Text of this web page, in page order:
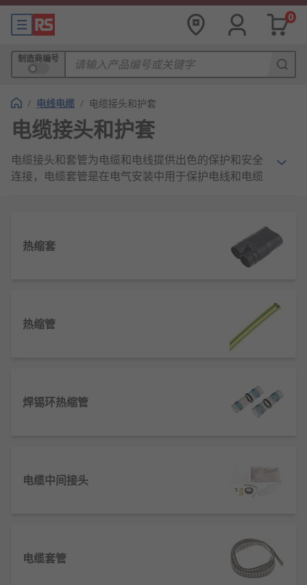
0
制造商编号
/ 电线电缆 / 电缆接头和护套
电缆接头和护套
电缆接头和套管为电缆和电线提供出色的保护和安全
连接，电缆套管是在电气安装中用于保护电线和电缆
的目的是通过连接电缆来保持电缆在长
绝缘裸线，以实现电线上的柔性电气绝缘。
管设计用于保护关键电路免受环境和机械损
坏。热缩套对于在电缆组件上提供可靠、防漏的密封
热缩套
热缩管
焊锡环热缩管
电缆中间接头
电缆套管